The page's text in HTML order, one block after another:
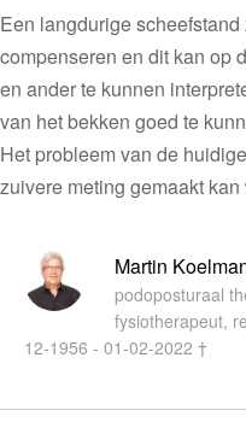
Een langdurige
compenseren en dit kan op
en ander te kunnen
van het bekken goed te
Het probleem van de
zuivere meting gemaakt
Martin
podoposturaal
fysiotherapeut,
12-1956 - 01-02-2022 †